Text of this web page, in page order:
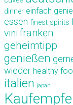
dinner einfach
essen finest spirits
vini franken
geheimtipp
genießen
wieder healthy
italien japan